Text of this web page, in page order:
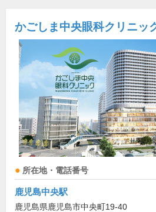
かごしま中央眼科クリニッ
所在地・電話番号
鹿児島中央駅
鹿児島県鹿児島市中央町19-40